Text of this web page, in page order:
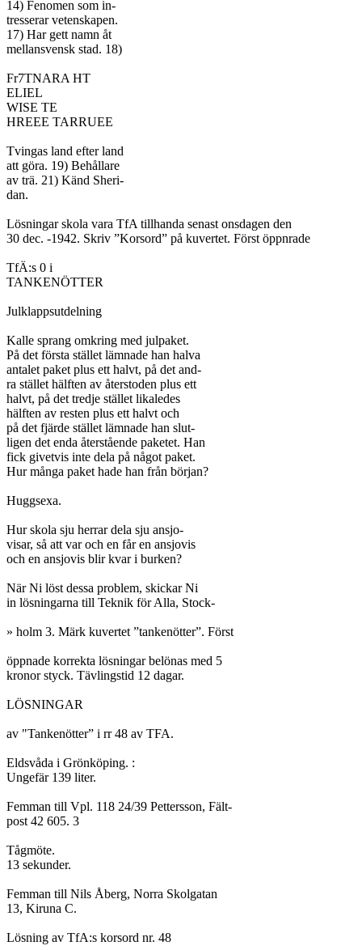
14) Fenomen som in-
tresserar vetenskapen.
17) Har gett namn åt
mellansvensk stad. 18)
Fr7TNARA HT
ELIEL
WISE TE
HREEE TARRUEE
Tvingas land efter land
att göra. 19) Behållare
av trä. 21) Känd Sheri-
dan.
Lösningar skola vara TfA tillhanda senast onsdagen den
30 dec. -1942. Skriv ”Korsord” på kuvertet. Först öppnrade
TfÄ:s 0 i
TANKENÖTTER
Julklappsutdelning
Kalle sprang omkring med julpaket.
På det första stället lämnade han halva
antalet paket plus ett halvt, på det and-
ra stället hälften av återstoden plus ett
halvt, på det tredje stället likaledes
hälften av resten plus ett halvt och
på det fjärde stället lämnade han slut-
ligen det enda återstående paketet. Han
fick givetvis inte dela på något paket.
Hur många paket hade han från början?
Huggsexa.
Hur skola sju herrar dela sju ansjo-
visar, så att var och en får en ansjovis
och en ansjovis blir kvar i burken?
När Ni löst dessa problem, skickar Ni
in lösningarna till Teknik för Alla, Stock-
» holm 3. Märk kuvertet ”tankenötter”. Först
öppnade korrekta lösningar belönas med 5
kronor styck. Tävlingstid 12 dagar.
LÖSNINGAR
av "Tankenötter” i rr 48 av TFA.
Eldsvåda i Grönköping. :
Ungefär 139 liter.
Femman till Vpl. 118 24/39 Pettersson, Fält-
post 42 605. 3
Tågmöte.
13 sekunder.
Femman till Nils Åberg, Norra Skolgatan
13, Kiruna C.
Lösning av TfA:s korsord nr. 48